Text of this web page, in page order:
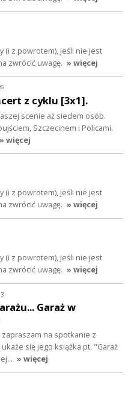
(i z powrotem), jeśli nie jest
zwrócić uwagę. » więcej
z cyklu [3x1].
scenie aż siedem osób.
Szczecinem i Policami.
» więcej
(i z powrotem), jeśli nie jest
zwrócić uwagę. » więcej
(i z powrotem), jeśli nie jest
zwrócić uwagę. » więcej
Garaż w
na spotkanie z
się jego książka pt. "Garaż
» więcej